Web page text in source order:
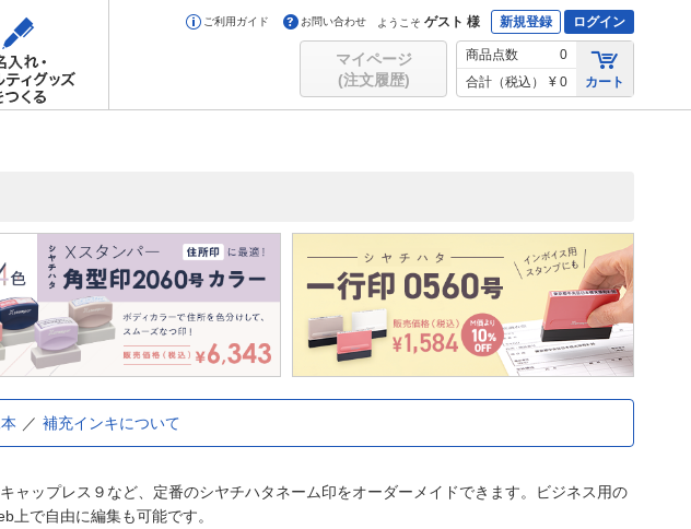
ご利用ガイド お問い合わせ ようこそ ゲスト 様 新規登録 ログイン
マイページ
(注文履歴)
商品点数
0
合計（税込）
¥ 0 カート
補充インキについて
ャップレス９など、定番のシヤチハタネーム印をオーダーメイドできます。ビジネス用の
上で自由に編集も可能です。